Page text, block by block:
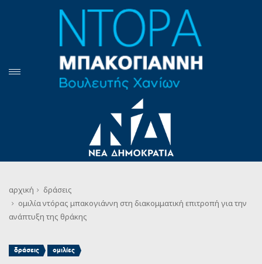
αρχική
δράσεις
ομιλία ντόρας μπακογιάννη στη διακομματική επιτροπή για την
ανάπτυξη της θράκης
δράσεις , ομιλίες